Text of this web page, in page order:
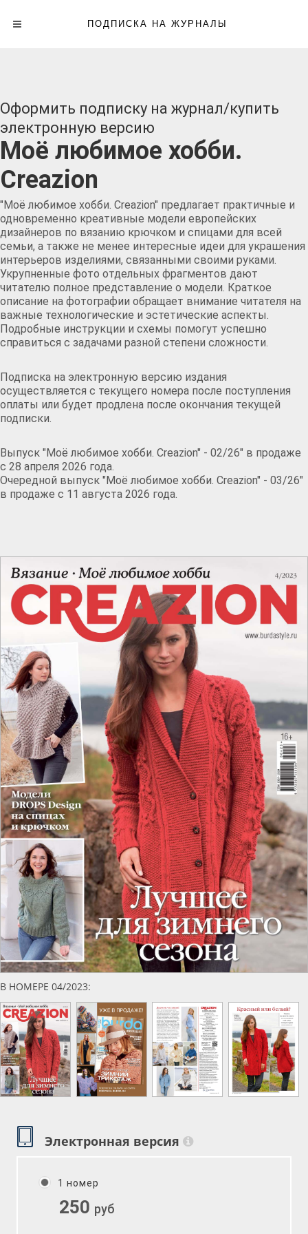
ПОДПИСКА НА ЖУРНАЛЫ
Оформить подписку на журнал/купить
электронную версию
Моё любимое хобби.
Creazion
"Моё любимое хобби. Creazion" предлагает практичные и
одновременно креативные модели европейских
дизайнеров по вязанию крючком и спицами для всей
семьи, а также не менее интересные идеи для украшения
интерьеров изделиями, связанными своими руками.
Укрупненные фото отдельных фрагментов дают
читателю полное представление о модели. Краткое
описание на фотографии обращает внимание читателя на
важные технологические и эстетические аспекты.
Подробные инструкции и схемы помогут успешно
справиться с задачами разной степени сложности.
Подписка на электронную версию издания
осуществляется с текущего номера после поступления
оплаты или будет продлена после окончания текущей
подписки.
Выпуск "Моё любимое хобби. Creazion" - 02/26" в продаже
с 28 апреля 2026 года.
Очередной выпуск "Моё любимое хобби. Creazion" - 03/26"
в продаже с 11 августа 2026 года.
В НОМЕРЕ 04/2023:
Электронная версия
1 номер
250 руб